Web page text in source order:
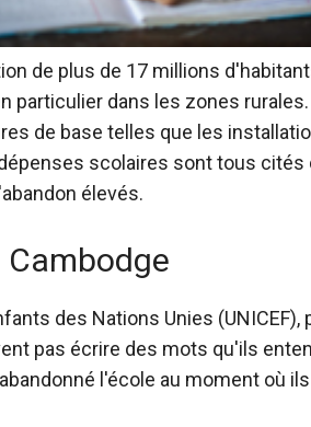
de plus de 17 millions
particulier dans les zones
de base telles que les
scolaires sont tous
élevés.
des Nations Unies
pas écrire des mots qu'ils
l'école au moment où